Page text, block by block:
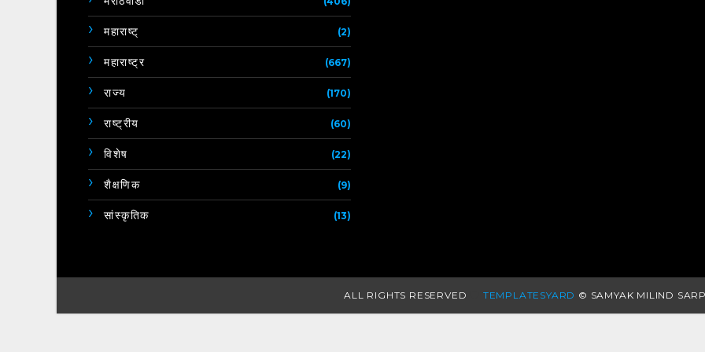
महाराष्ट् (2)
महाराष्ट्र (667)
राज्य (170)
राष्ट्रीय (60)
विशेष (22)
शैक्षणिक (9)
सांस्कृतिक (13)
ALL RIGHTS RESERVED TEMPLATESYARD © SAMYAK MILIND